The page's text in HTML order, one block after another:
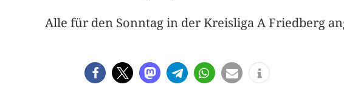
Alle für den Sonntag in der Kreisliga A Friedberg